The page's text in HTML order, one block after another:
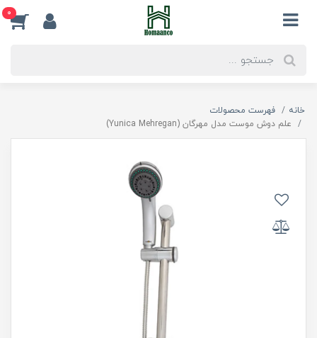
0
خانه
فهرست محصولات
علم دوش موست مدل مهرگان (Yunica Mehregan)